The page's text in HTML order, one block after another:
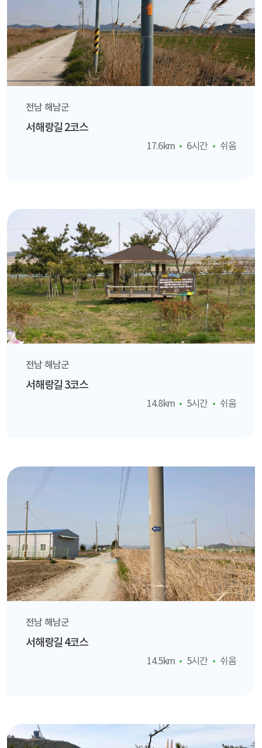
전남 해남군
서해랑길 2코스
17.6km 6시간 쉬움
전남 해남군
서해랑길 3코스
14.8km 5시간 쉬움
전남 해남군
서해랑길 4코스
14.5km 5시간 쉬움